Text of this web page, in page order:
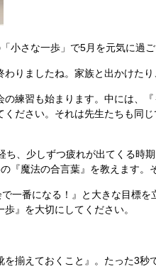
さな一歩」で5月を元気に過ご
りましたね。家族と出かけた
練習も始まります。中には、
ださい。それは先生たちも同
、少しずつ疲れが出てくる時
『魔法の合言葉』を教えます。
一番になる！』と大きな目標
』を大切にしてください。
揃えておくこと』。たった3秒